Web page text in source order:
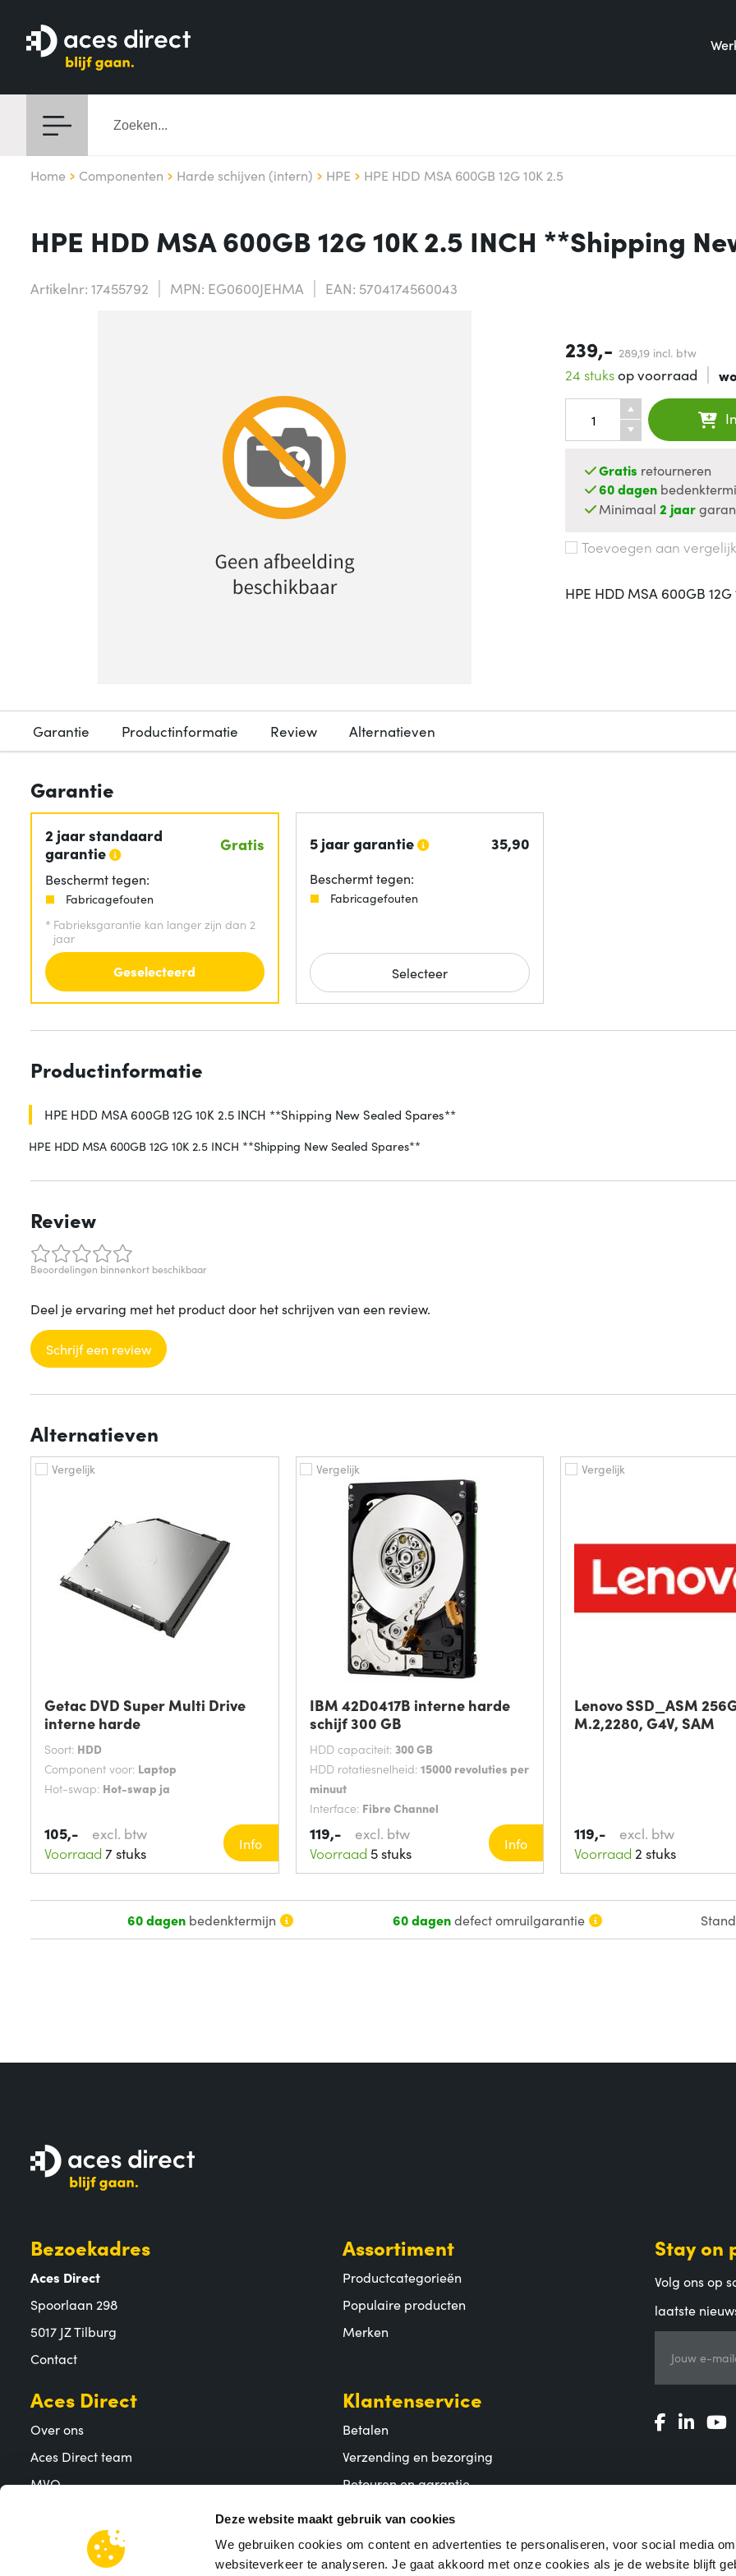
Deze website maakt gebruik van cookies
We gebruiken cookies om content en advertenties te personaliseren, voor social media
websiteverkeer te analyseren. Je gaat akkoord met onze cookies als je de website blijft
Home Componenten Harde schijven (intern) HPE HPE HDD MSA 600GB 12G 10K 2.5
HPE HDD MSA 600GB 12G 10K 2.5 INCH **Shipping
Artikelnr: 17455792 MPN: EG0600JEHMA EAN: 5704174560043
239,- 289,19 incl. btw
24 stuksop voorraad
Gratis retourneren
60 dagen
Minimaal2 jaar
Toevoegen aan
HPE HDD MSA 600GB
Garantie Productinformatie Review Alternatieven
Garantie
2 jaar standaard
garantie
Gratis
Beschermt tegen:
Fabricagefouten
* Fabrieksgarantie kan langer zijn dan 2
jaar
Geselecteerd
5 jaar garantie 35,90
Beschermt tegen:
Fabricagefouten
Selecteer
Productinformatie
HPE HDD MSA 600GB 12G 10K 2.5 INCH **Shipping New Sealed Spares**
HPE HDD MSA 600GB 12G 10K 2.5 INCH **Shipping New Sealed Spares**
Review
Beoordelingen binnenkort beschikbaar
Deel je ervaring met het product door het schrijven van een review.
Schrijf een review
Alternatieven
Vergelijk
Getac DVD Super Multi Drive
interne harde
Soort: HDD
Component voor: Laptop
Hot-swap: Hot-swap ja
105,-
excl. btw
Voorraad 7 stuks
Info
Vergelijk
IBM 42D0417B interne harde
schijf 300 GB
HDD capaciteit: 300 GB
HDD rotatiesnelheid: 15000 revoluties per
minuut
Interface: Fibre Channel
Soort:
119,-
excl. btw
Voorraad 5 stuks
Info
Vergelijk
Lenovo SSD_ASM
M.2,2280, G4V, SAM
119,-
excl. btw
Voorraad 2 stuks
60 dagenbedenktermijn 60 dagendefect omruilgarantie
Bezoekadres
Aces Direct
Spoorlaan 298
5017 JZ Tilburg
Contact
Assortiment
Productcategorieën
Populaire producten
Merken
Aces Direct
Over ons
Aces Direct team
MVO
Klantenservice
Betalen
Verzending en bezorging
Retouren en garantie
Veelgestelde vragen
Stay on
Volg ons op
laatste
Jouw e-